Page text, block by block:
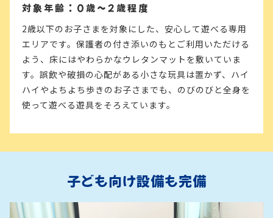
対象年齢：0歳〜2歳程度
2歳以下のお子さまを対象にした、安心して遊べる専用
エリアです。保護者の付き添いのもとご利用いただける
よう、床にはやわらかなウレタンマットを敷いていま
す。誤飲や破損の心配がある小さな玩具は置かず、ハイ
ハイやよちよち歩きのお子さまでも、のびのびと全身を
使って遊べる遊具をそろえています。
子ども向け設備も完備